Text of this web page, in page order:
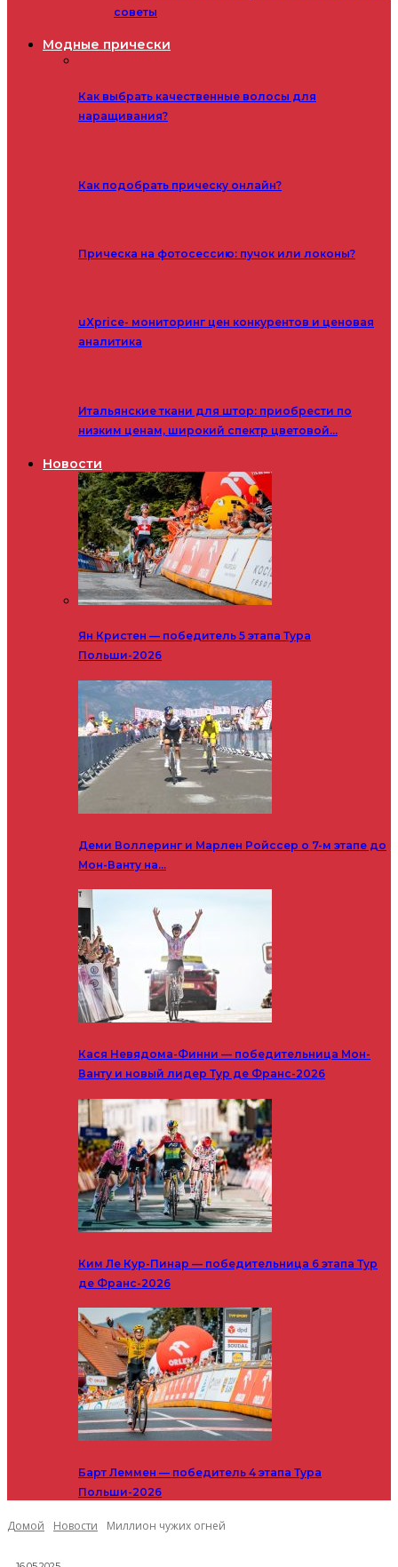
советы
Модные прически
Как выбрать качественные волосы для
наращивания?
Как подобрать прическу онлайн?
Прическа на фотосессию: пучок или локоны?
uXprice- мониторинг цен конкурентов и ценовая
аналитика
Итальянские ткани для штор: приобрести по
низким ценам, широкий спектр цветовой…
Новости
Ян Кристен — победитель 5 этапа Тура
Польши-2026
Деми Воллеринг и Марлен Ройссер о 7-м этапе до
Мон-Ванту на…
Кася Невядома-Финни — победительница Мон-
Ванту и новый лидер Тур де Франс-2026
Ким Ле Кур-Пинар — победительница 6 этапа Тур
де Франс-2026
Барт Леммен — победитель 4 этапа Тура
Польши-2026
Домой Новости Миллион чужих огней